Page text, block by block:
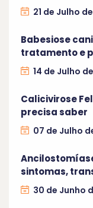
21 de Julho
Babesiose
tratamento e
14 de Julho
Calicivirose
precisa saber
07 de Julho
sintomas,
30 de Junho